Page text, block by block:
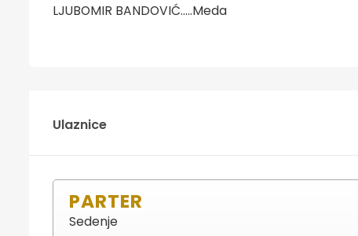
LJUBOMIR BANDOVIĆ.....Meda
Ulaznice
PARTER
Sedenje